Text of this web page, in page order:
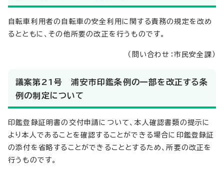
自転車利用者の自転車の安全利用に関する責務の規定を改め
るとともに、その他所要の改正を行うものです。
（問い合わせ：市民安全課）
議案第21号 浦安市印鑑条例の一部を改正する条
例の制定について
印鑑登録証明書の交付申請について、本人確認書類の提示に
より本人であることを確認することができる場合に印鑑登録証
の添付を省略することができることとするため、所要の改正を
行うものです。